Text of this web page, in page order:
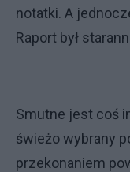
notatki. A
Raport był
Smutne jest coś
świeżo wybrany
przekonaniem